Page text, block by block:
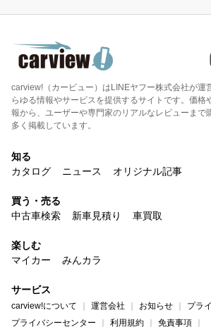
carview!（カービュー）はLINEヤフー株式会社が運
らゆる情報やサービスを提供するサイトです。価格
報から、ユーザーや専門家のリアルなレビューまで
多く掲載しています。
知る
カタログ
ニュース オリジナル記事
買う・売る
中古車検索
新車見積り 車買取
楽しむ
マイカー
みんカラ
サービス
carview!について 運営会社 お知らせ
プラ
プライバシーセンター
利用規約 免責事項